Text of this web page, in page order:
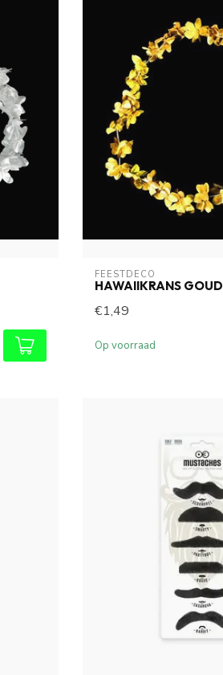
FEESTDECO
HAWAIIKRANS GOUD
€1,49
Op voorraad